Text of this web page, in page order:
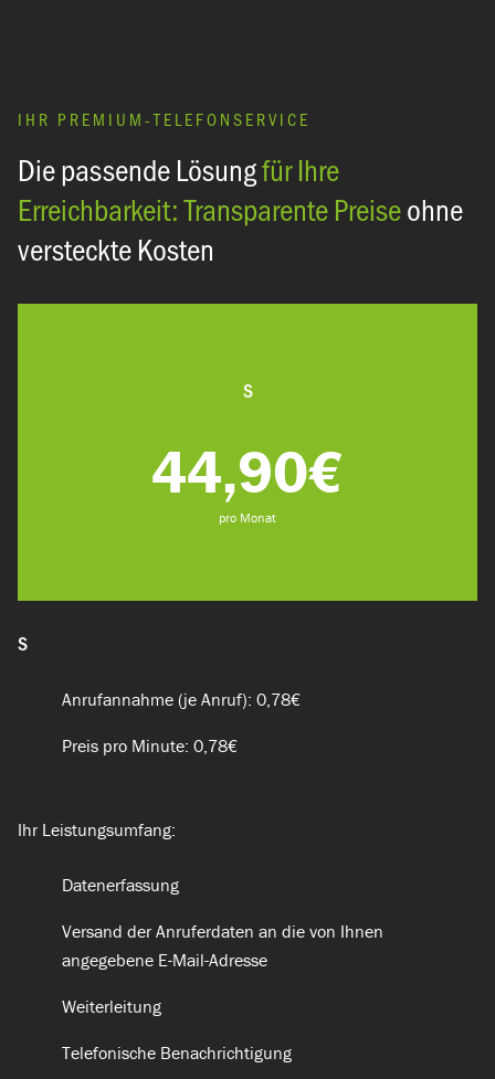
IHR PREMIUM-TELEFONSERVICE
:
Die passende Lösungfür Ihre
Erreichbarkeit: Transparente Preiseohne
versteckte Kosten
S
44,90€
pro Monat
S
Anrufannahme (je Anruf): 0,78€
Preis pro Minute: 0,78€
Ihr Leistungsumfang:
Datenerfassung
Versand der Anruferdaten an die von Ihnen
angegebene E-Mail-Adresse
Weiterleitung
Telefonische Benachrichtigung